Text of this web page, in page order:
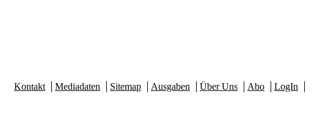
Kontakt Mediadaten Sitemap Ausgaben Über Uns Abo LogIn